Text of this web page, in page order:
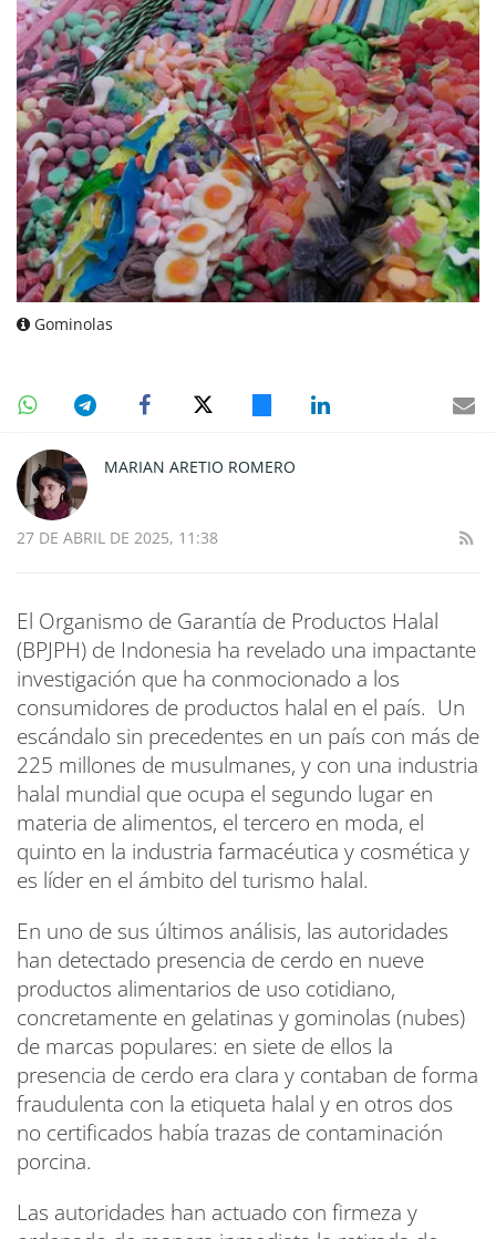
Gominolas
MARIAN ARETIO ROMERO
27 DE ABRIL DE 2025, 11:38
El Organismo de Garantía de Productos Halal
(BPJPH) de Indonesia ha revelado una impactante
investigación que ha conmocionado a los
consumidores de productos halal en el país. Un
escándalo sin precedentes en un país con más de
225 millones de musulmanes, y con una industria
halal mundial que ocupa el segundo lugar en
materia de alimentos, el tercero en moda, el
quinto en la industria farmacéutica y cosmética y
es líder en el ámbito del turismo halal.
En uno de sus últimos análisis, las autoridades
han detectado presencia de cerdo en nueve
productos alimentarios de uso cotidiano,
concretamente en gelatinas y gominolas (nubes)
de marcas populares: en siete de ellos la
presencia de cerdo era clara y contaban de forma
fraudulenta con la etiqueta halal y en otros dos
no certificados había trazas de contaminación
porcina.
Las autoridades han actuado con firmeza y